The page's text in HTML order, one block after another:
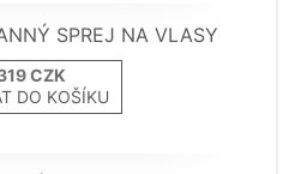
SPREJ NA VLASY
DO KOŠÍKU